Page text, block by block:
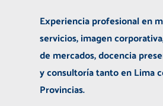
Experiencia profesional en
servicios, imagen
de mercados, docencia
y consultoría tanto en Lima
Provincias.